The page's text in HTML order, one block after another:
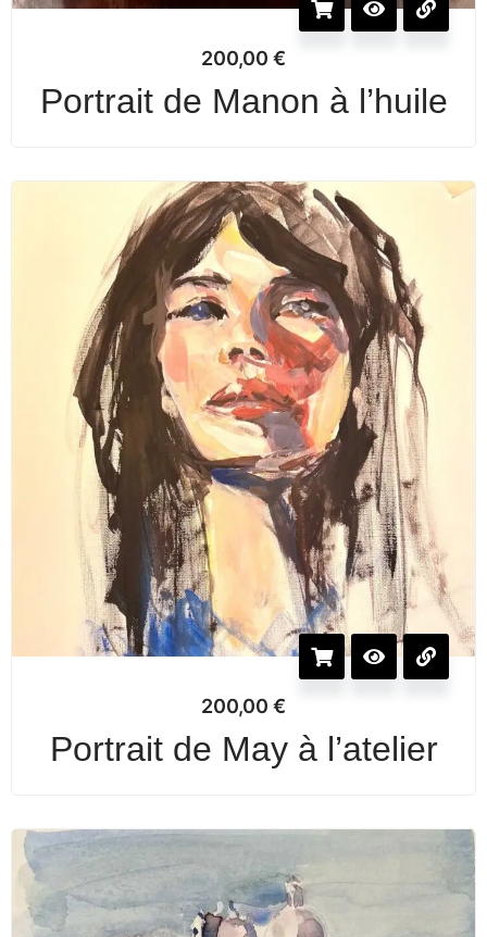
200,00 €
Portrait de Manon à l’huile
200,00 €
Portrait de May à l’atelier